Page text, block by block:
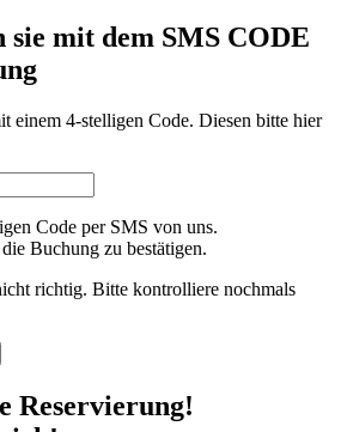
sie mit dem SMS CODE
einem 4-stelligen Code. Diesen bitte hier
Code per SMS von uns.
Buchung zu bestätigen.
richtig. Bitte kontrolliere nochmals
Reservierung!